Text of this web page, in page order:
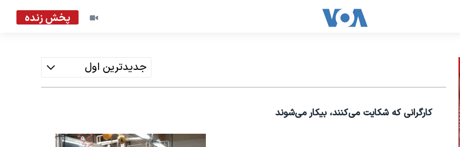
پخش زنده
جدیدترین اول
کارگرانی که شکایت می‌کنند، بیکار می‌شوند